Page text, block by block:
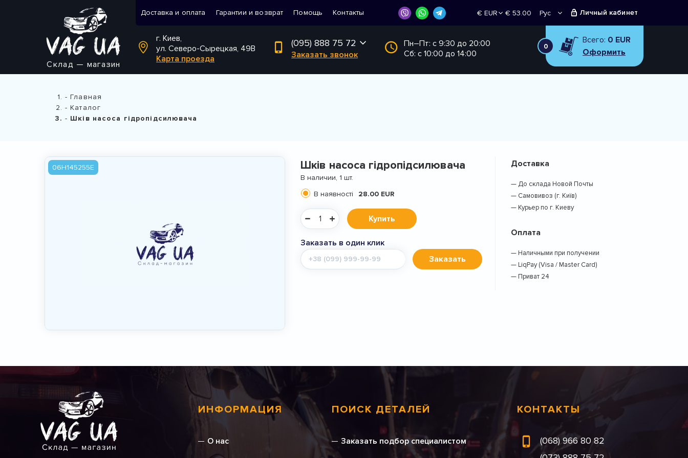
Склад — магазин
Доставка и оплата Гарантии и возврат Помощь Контакты
€ EUR
€ 53.00
Рус Личный кабинет
г. Киев,
ул. Северо-Сырецкая, 49В
Карта проезда
(095) 888 75 72
Заказать звонок
Пн–Пт: с 9:30 до 20:00
Сб: с 10:00 до 14:00
0
Всего: 0 EUR
Оформить
Главная
Каталог
Шків насоса гідропідсилювача
06H145255E Шків насоса гідропідсилювача
В наличии, 1 шт.
В наявності
28.00 EUR
Купить
Заказать в один клик
Мобильный
телефон
Заказать
Доставка
— До склада Новой Почты
— Самовивоз (г. Київ)
— Курьер по г. Киеву
Оплата
— Наличными при получении
— LiqPay (Visa / Master Card)
— Приват 24
ИНФОРМАЦИЯ
О нас
ПОИСК ДЕТАЛЕЙ
Заказать подбор специалистом
КОНТАКТЫ
(068) 966 80 82